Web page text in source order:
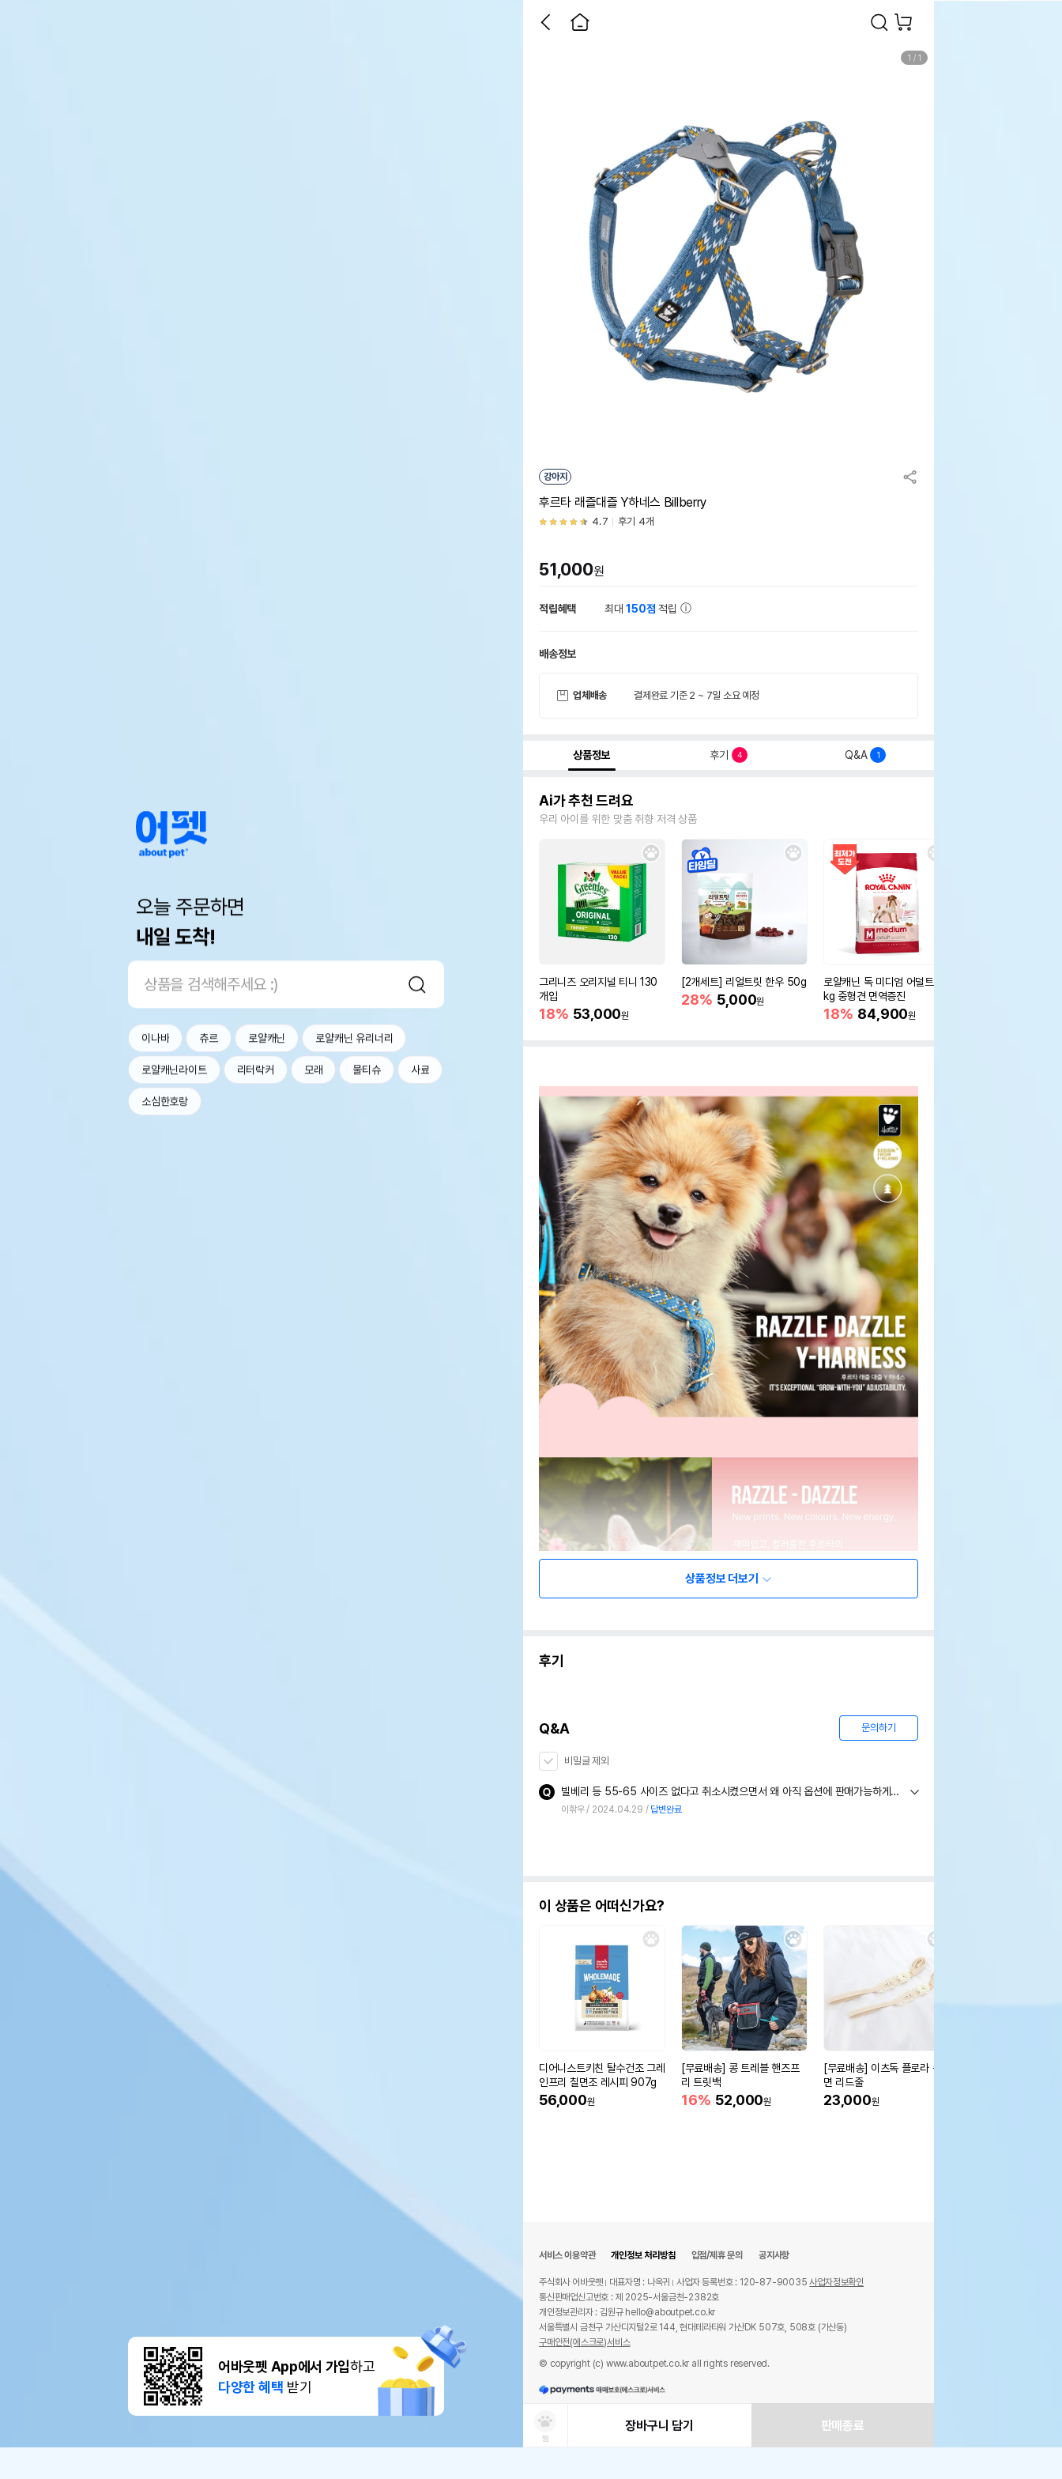
오늘 주문하면
내일 도착!
이나바 츄르 로얄캐닌 로얄캐닌 유리너리
로얄캐닌라이트 리터락커 모래 물티슈 사료
소심한호랑
어바웃펫 App에서 가입하고
다양한 혜택 받기
1 / 1
강아지
후르타 래즐대즐 Y하네스 Billberry
4.7 후기 4개
51,000원
적립혜택 최대150점 적립
배송정보
업체배송 결제완료 기준 2 ~ 7일 소요 예정
상품정보 후기 4 Q&A 1
Ai가 추천 드려요
우리 아이를 위한 맞춤 취향 저격 상품
그리니즈 오리지널 티니 130
개입
18% 53,000원
[2개세트] 리얼트릿 한우 50g
28% 5,000원
로얄캐닌 독 미디엄 어덜트 10
kg 중형견 면역증진
18% 84,900원
상품정보 더보기
후기
Q&A 문의하기
비밀글 제외
빌베리 등 55-65 사이즈 없다고 취소시켰으면서 왜 아직 옵션에 판매가능하게 나와있죠? 쿠폰써서 구매하려하면 판매안하고 정가주면 판매하는 건가요? 그럼 쿠폰 왜 뿌리죠?
이핚우 2024.04.29 답변완료
이 상품은 어떠신가요?
디어니스트키친 탈수건조 그레
인프리 칠면조 레시피 907g
56,000원
[무료배송] 콩 트레블 핸즈프
리 트릿백
16% 52,000원
[무료배송] 이츠독 플로라 순
면 리드줄
23,000원
찜
장바구니 담기 판매종료
서비스 이용약관 개인정보 처리방침 입점/제휴 문의 공지사항
주식회사 어바웃펫 대표자명 : 나옥귀 사업자 등록번호 : 120-87-90035사업자정보확인
통신판매업신고번호 : 제 2025-서울금천-2382호
개인정보관리자 : 김원규 hello@aboutpet.co.kr
서울특별시 금천구 가산디지털2로 144, 현대테라타워 가산DK 507호, 508호 (가산동)
구매안전(에스크로)서비스
© copyright (c) www.aboutpet.co.kr all rights reserved.